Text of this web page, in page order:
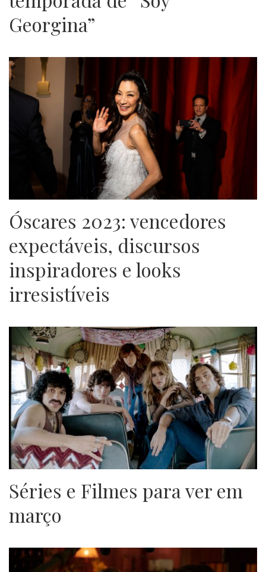
Georgina”
Óscares 2023: vencedores
expectáveis, discursos
inspiradores e looks
irresistíveis
Séries e Filmes para ver em
março